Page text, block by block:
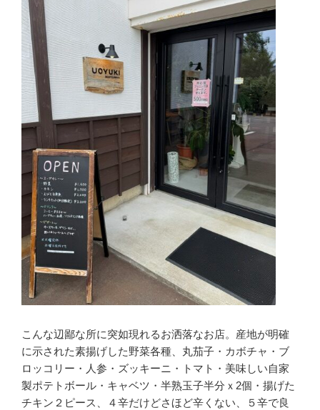
こんな辺鄙な所に突如現れるお洒落なお店。産地が明確
に示された素揚げした野菜各種、丸茄子・カボチャ・ブ
ロッコリー・人参・ズッキーニ・トマト・美味しい自家
製ポテトボール・キャベツ・半熟玉子半分ｘ2個・揚げた
チキン２ピース、４辛だけどさほど辛くない、５辛で良